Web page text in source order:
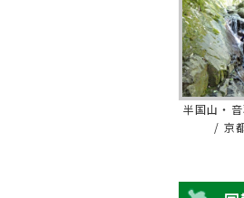
半国山・
/ 京